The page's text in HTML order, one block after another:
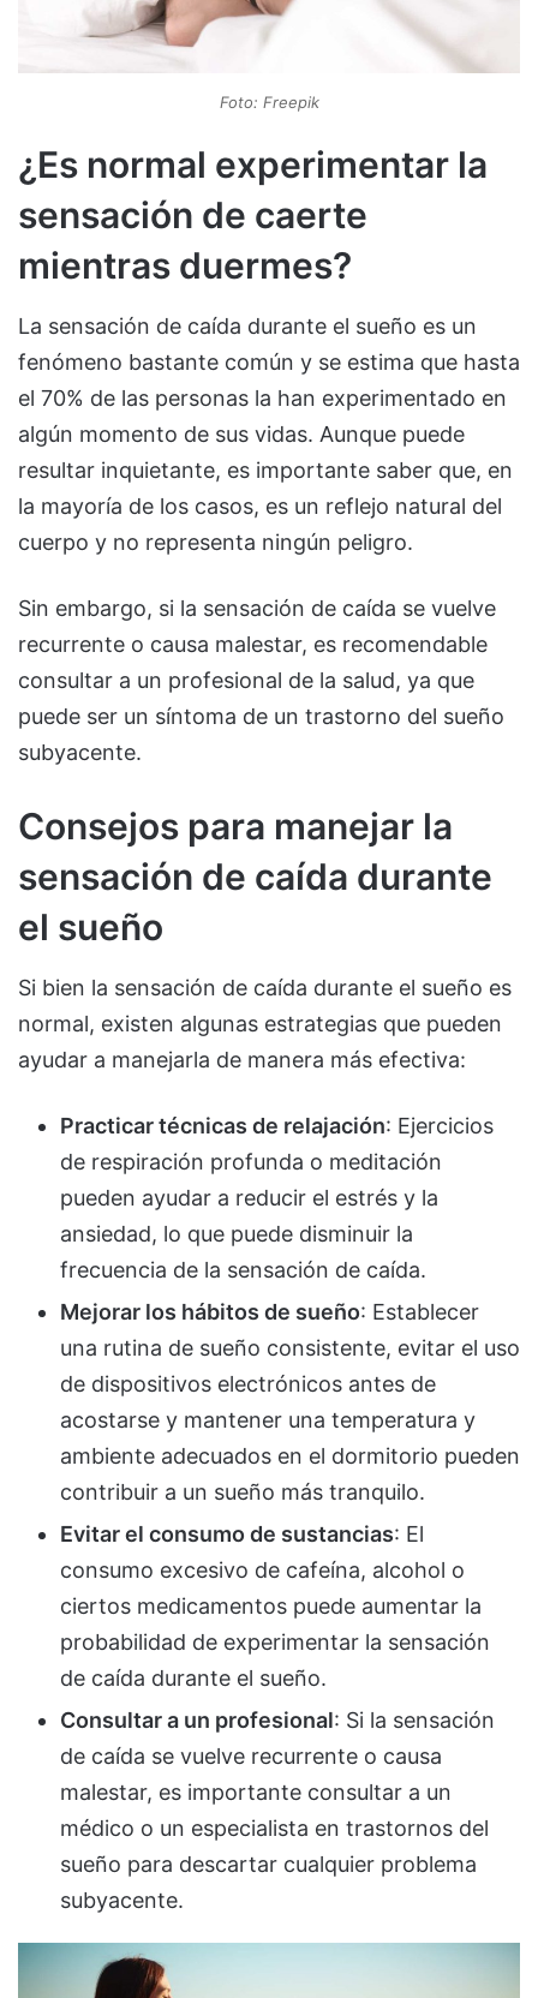
Foto: Freepik
¿Es normal experimentar la
sensación de caerte
mientras duermes?
La sensación de caída durante el sueño es un
fenómeno bastante común y se estima que hasta
el 70% de las personas la han experimentado en
algún momento de sus vidas. Aunque puede
resultar inquietante, es importante saber que, en
la mayoría de los casos, es un reflejo natural del
cuerpo y no representa ningún peligro.
Sin embargo, si la sensación de caída se vuelve
recurrente o causa malestar, es recomendable
consultar a un profesional de la salud, ya que
puede ser un síntoma de un trastorno del sueño
subyacente.
Consejos para manejar la
sensación de caída durante
el sueño
Si bien la sensación de caída durante el sueño es
normal, existen algunas estrategias que pueden
ayudar a manejarla de manera más efectiva:
Practicar técnicas de relajación: Ejercicios
de respiración profunda o meditación
pueden ayudar a reducir el estrés y la
ansiedad, lo que puede disminuir la
frecuencia de la sensación de caída.
Mejorar los hábitos de sueño: Establecer
una rutina de sueño consistente, evitar el uso
de dispositivos electrónicos antes de
acostarse y mantener una temperatura y
ambiente adecuados en el dormitorio pueden
contribuir a un sueño más tranquilo.
Evitar el consumo de sustancias: El
consumo excesivo de cafeína, alcohol o
ciertos medicamentos puede aumentar la
probabilidad de experimentar la sensación
de caída durante el sueño.
Consultar a un profesional: Si la sensación
de caída se vuelve recurrente o causa
malestar, es importante consultar a un
médico o un especialista en trastornos del
sueño para descartar cualquier problema
subyacente.